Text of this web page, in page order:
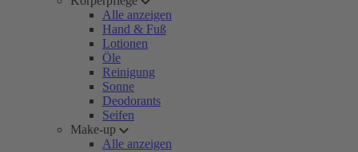
Alle anzeigen
Hand & Fuß
Lotionen
Öle
Reinigung
Sonne
Deodorants
Seifen
Make-up
Alle anzeigen